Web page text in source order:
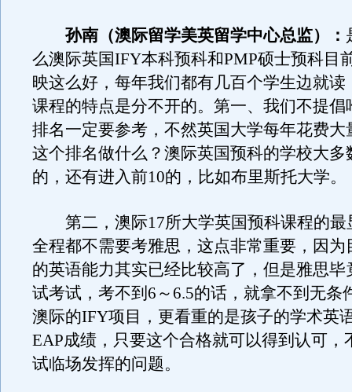
孙南（澳际留学美英留学中心总监）：
么澳际英国IFY本科预科和PMP硕士预科目
映这么好，每年我们都有几百个学生边就读
课程的特点是分不开的。第一、我们不提倡
排名一定要参考，不然英国大学每年花费大
这个排名做什么？澳际英国预科的学校大多
的，还有进入前10的，比如布里斯托大学。
第二，澳际17所大学英国预科课程的最
全程都不需要考雅思，这点非常重要，因为
的英语能力其实已经比较高了，但是雅思毕
试考试，考不到6～6.5的话，就拿不到无条
澳际的IFY项目，更看重的是孩子的学术英
EAP成绩，只要这个合格就可以得到认可，
试临场发挥的问题。